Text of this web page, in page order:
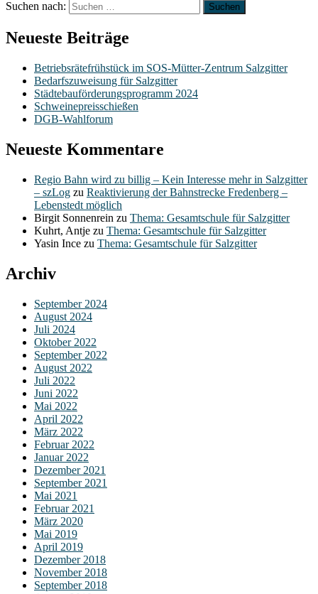
Suchen nach:
Neueste Beiträge
Betriebsrätefrühstück im SOS-Mütter-Zentrum Salzgitter
Bedarfszuweisung für Salzgitter
Städtebauförderungsprogramm 2024
Schweinepreisschießen
DGB-Wahlforum
Neueste Kommentare
Regio Bahn wird zu billig – Kein Interesse mehr in Salzgitter
– szLog zu Reaktivierung der Bahnstrecke Fredenberg –
Lebenstedt möglich
Birgit Sonnenrein zu Thema: Gesamtschule für Salzgitter
Kuhrt, Antje zu Thema: Gesamtschule für Salzgitter
Yasin Ince zu Thema: Gesamtschule für Salzgitter
Archiv
September 2024
August 2024
Juli 2024
Oktober 2022
September 2022
August 2022
Juli 2022
Juni 2022
Mai 2022
April 2022
März 2022
Februar 2022
Januar 2022
Dezember 2021
September 2021
Mai 2021
Februar 2021
März 2020
Mai 2019
April 2019
Dezember 2018
November 2018
September 2018